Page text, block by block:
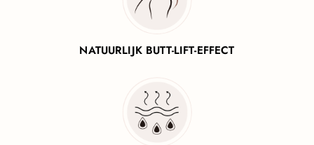
NATUURLIJK BUTT-LIFT-EFFECT